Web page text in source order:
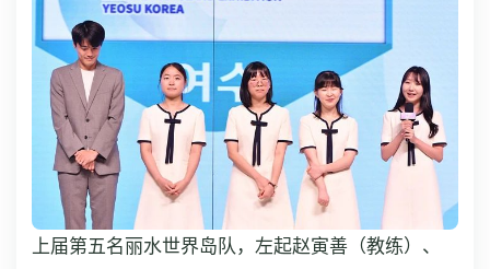
上届第五名丽水世界岛队，左起赵寅善（教练）、